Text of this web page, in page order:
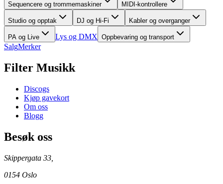
Sequencere og trommemaskiner MIDI-kontrollere
Studio og opptak DJ og Hi-Fi Kabler og overganger
PA og Live Lys og DMX Oppbevaring og transport
SalgMerker
Filter Musikk
Discogs
Kjøp gavekort
Om oss
Blogg
Besøk oss
Skippergata 33,
0154 Oslo